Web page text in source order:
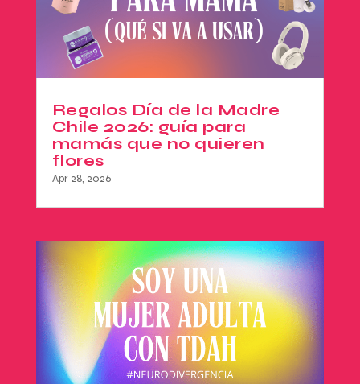
Regalos Día de la Madre
Chile 2026: guía para
mamás que no quieren
flores
Apr 28, 2026